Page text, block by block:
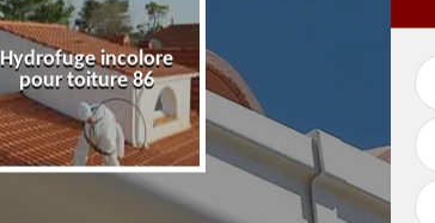
Hydrofuge incolore
pour toiture 86
Pose et réparation de
faîtage et faîtière 86